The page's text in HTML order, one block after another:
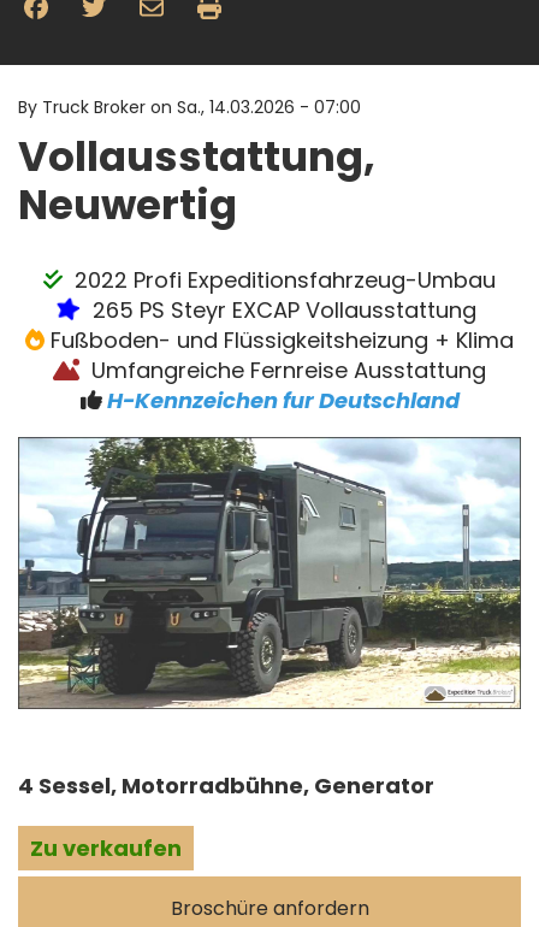
By Truck Broker on Sa., 14.03.2026 - 07:00
Vollausstattung,
Neuwertig
2022 Profi Expeditionsfahrzeug-Umbau
265 PS Steyr EXCAP Vollausstattung
Fußboden- und Flüssigkeitsheizung + Klima
Umfangreiche Fernreise Ausstattung
H-Kennzeichen fur Deutschland
4 Sessel, Motorradbühne, Generator
Zu verkaufen
Broschüre anfordern